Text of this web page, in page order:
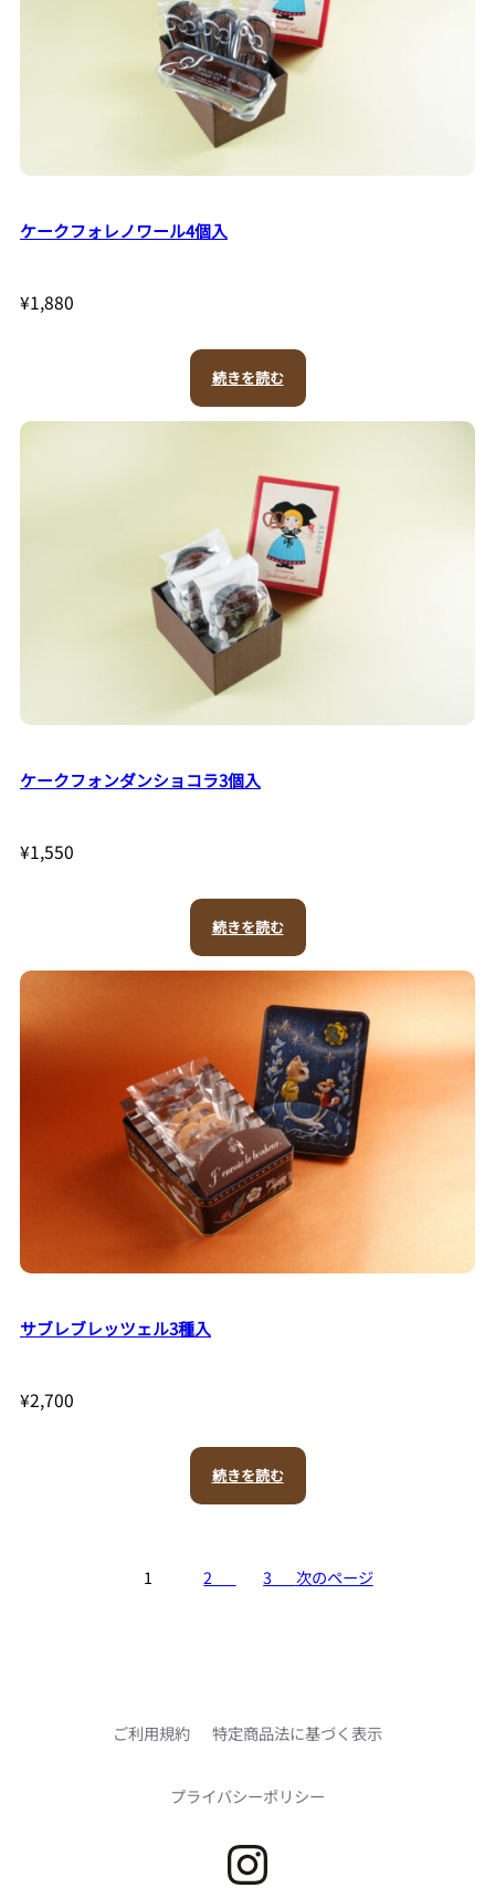
ケークフォレノワール4個入
¥1,880
続きを読む
ケークフォンダンショコラ3個入
¥1,550
続きを読む
サブレブレッツェル3種入
¥2,700
続きを読む
1 2 3 次のページ
ご利用規約 特定商品法に基づく表示
プライバシーポリシー
Instagram